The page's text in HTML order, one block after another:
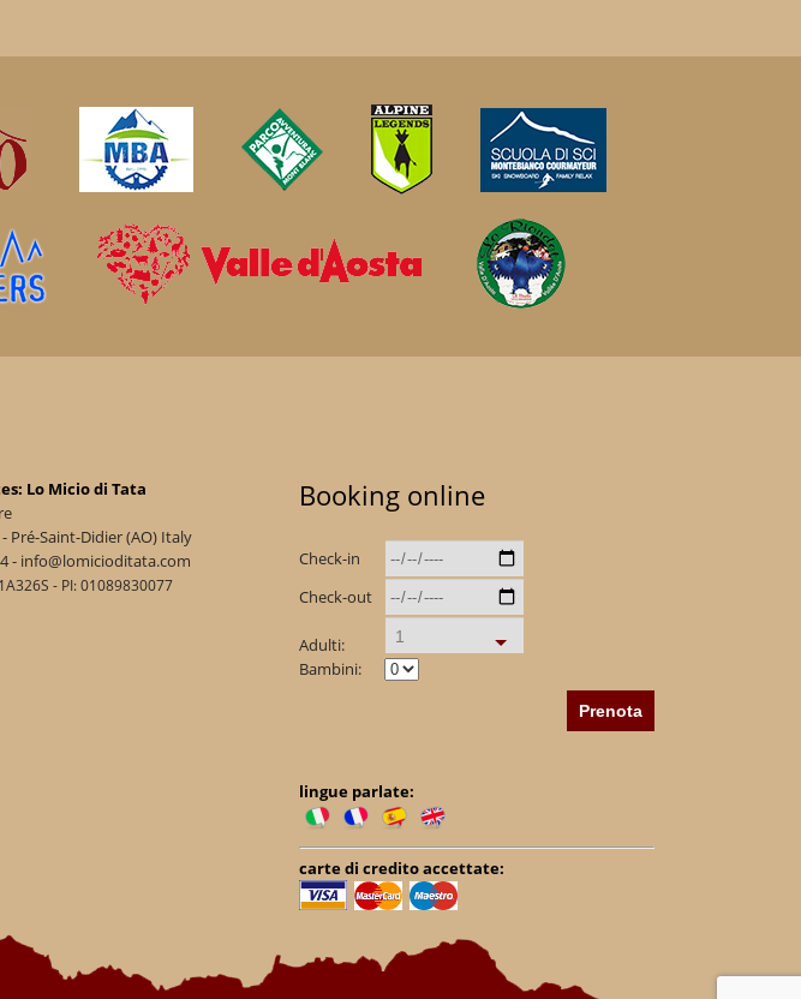
Lo Micio di Tata
Pré-Saint-Didier (AO) Italy
- info@lomicioditata.com
- PI: 01089830077
Booking online
Check-in
Check-out
Adulti: 1
Bambini:
lingue parlate:
carte di credito accettate: